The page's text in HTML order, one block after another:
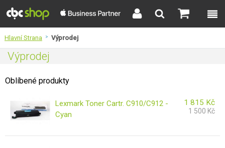
Hlavní Strana > Výprodej
Výprodej
Oblíbené produkty
Lexmark Toner Cartr. C910/C912 -
Cyan
1 815 Kč
1 500 Kč